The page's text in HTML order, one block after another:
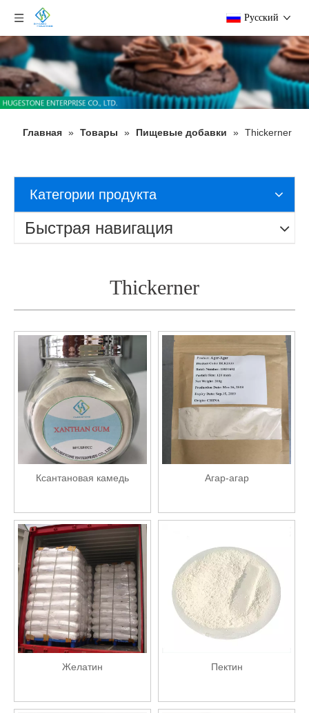
Pусский
Главная » Товары » Пищевые добавки » Thickerner
Категории продукта
Быстрая навигация
Thickerner
Ксантановая камедь Агар-агар
Желатин Пектин